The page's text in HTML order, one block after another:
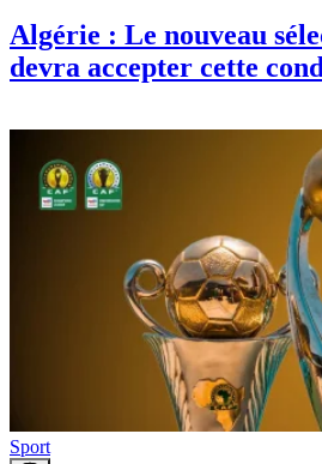
Algérie : Le nouveau
devra accepter cette
Sport